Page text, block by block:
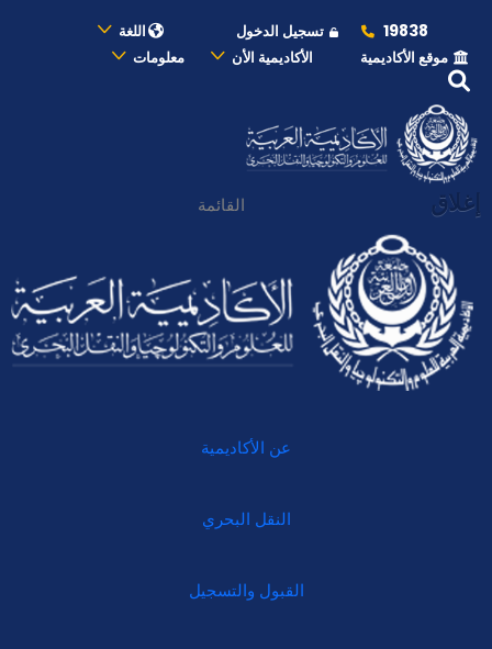
19838 تسجيل الدخول
اللغة
موقع الأكاديمية
الأكاديمية الأن معلومات
إغلاق القائمة
عن الأكاديمية
النقل البحري
القبول والتسجيل